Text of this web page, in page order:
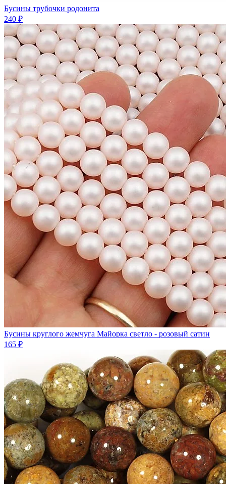
Бусины трубочки родонита
240 ₽
Бусины круглого жемчуга Майорка светло - розовый сатин
165 ₽